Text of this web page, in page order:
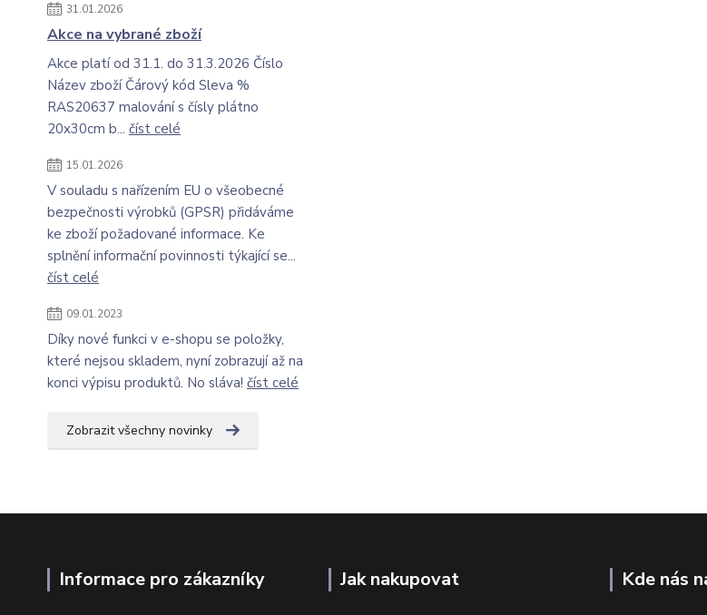
31.01.2026
Akce na vybrané zboží
Akce platí od 31.1. do 31.3.2026 Číslo
Název zboží Čárový kód Sleva %
RAS20637 malování s čísly plátno
20x30cm b... číst celé
15.01.2026
V souladu s nařízením EU o všeobecné
bezpečnosti výrobků (GPSR) přidáváme
ke zboží požadované informace. Ke
splnění informační povinnosti týkající se...
číst celé
09.01.2023
Díky nové funkci v e-shopu se položky,
které nejsou skladem, nyní zobrazují až na
konci výpisu produktů. No sláva! číst celé
Zobrazit všechny novinky
Informace pro zákazníky Jak nakupovat Kde nás